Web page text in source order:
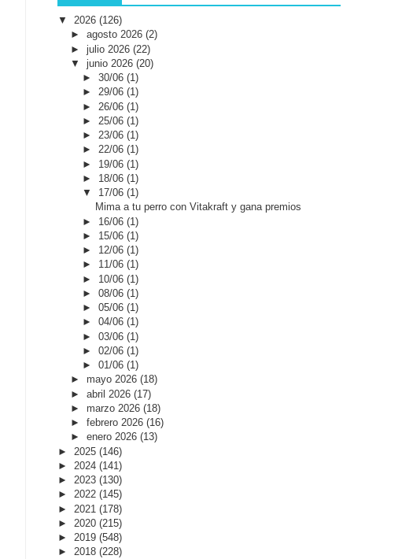
▼ 2026 (126)
► agosto 2026 (2)
► julio 2026 (22)
▼ junio 2026 (20)
►30/06(1)
►29/06(1)
► 26/06(1)
► 25/06(1)
►23/06(1)
►22/06(1)
► 19/06(1)
► 18/06(1)
▼ 17/06(1)
Mima a tu perro con Vitakraft y gana premios
► 16/06(1)
► 15/06(1)
► 12/06(1)
► 11/06(1)
► 10/06(1)
►08/06(1)
►05/06(1)
►04/06(1)
►03/06(1)
►02/06(1)
►01/06(1)
► mayo 2026 (18)
► abril 2026 (17)
► marzo 2026 (18)
► febrero 2026 (16)
► enero 2026 (13)
► 2025 (146)
► 2024 (141)
► 2023 (130)
► 2022 (145)
► 2021 (178)
► 2020 (215)
► 2019 (548)
► 2018 (228)